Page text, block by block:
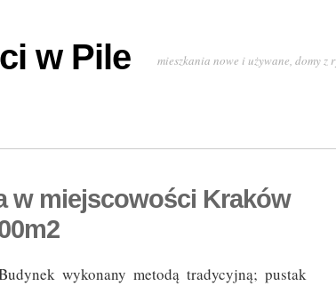
w Pile mieszkania nowe i używane, domy z
w miejscowości Kraków
wykonany metodą tradycyjną; pustak